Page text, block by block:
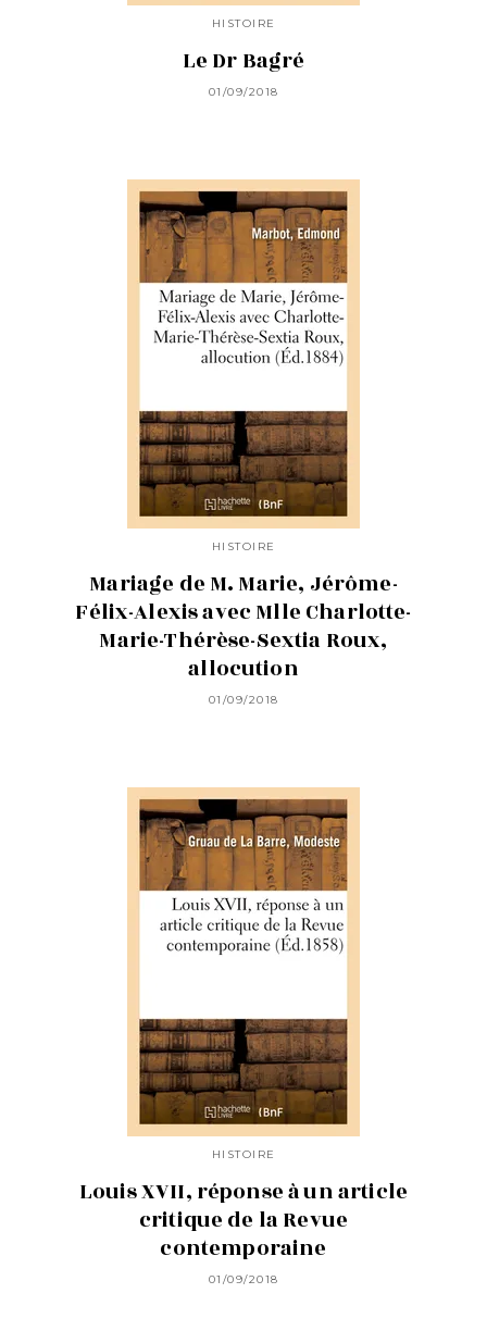
HISTOIRE
Le Dr Bagré
01/09/2018
HISTOIRE
Mariage de M. Marie, Jérôme-
Félix-Alexis avec Mlle Charlotte-
Marie-Thérèse-Sextia Roux,
allocution
01/09/2018
HISTOIRE
Louis XVII, réponse à un article
critique de la Revue
contemporaine
01/09/2018